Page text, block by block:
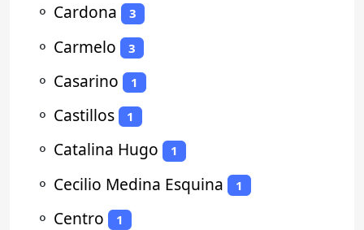
⚬ Cardona 3
⚬ Carmelo 3
⚬ Casarino 1
⚬ Castillos 1
⚬ Catalina Hugo 1
⚬ Cecilio Medina Esquina 1
⚬ Centro 1